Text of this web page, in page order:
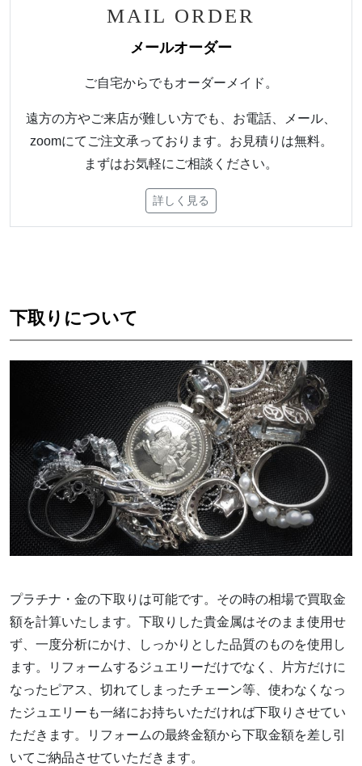
MAIL ORDER
メールオーダー
ご自宅からでもオーダーメイド。
遠方の方やご来店が難しい方でも、お電話、メール、
zoomにてご注文承っております。お見積りは無料。
まずはお気軽にご相談ください。
詳しく見る
下取りについて
プラチナ・金の下取りは可能です。その時の相場で買取金
額を計算いたします。下取りした貴金属はそのまま使用せ
ず、一度分析にかけ、しっかりとした品質のものを使用し
ます。リフォームするジュエリーだけでなく、片方だけに
なったピアス、切れてしまったチェーン等、使わなくなっ
たジュエリーも一緒にお持ちいただければ下取りさせてい
ただきます。リフォームの最終金額から下取金額を差し引
いてご納品させていただきます。